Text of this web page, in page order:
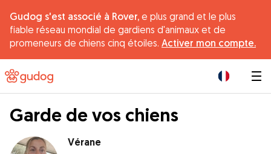
Gudog s'est associé à Rover, e plus grand et le plus
fiable réseau mondial de gardiens d'animaux et de
promeneurs de chiens cinq étoiles. Activer mon compte.
Garde de vos chiens
Vérane